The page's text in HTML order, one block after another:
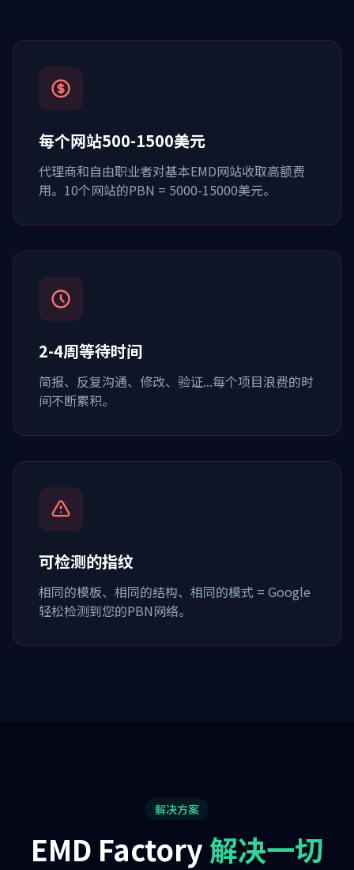
每个网站500-1500美元
代理商和自由职业者对基本EMD网站收取高额费
用。10个网站的PBN = 5000-15000美元。
2-4周等待时间
简报、反复沟通、修改、验证...每个项目浪费的时
间不断累积。
可检测的指纹
相同的模板、相同的结构、相同的模式 = Google
轻松检测到您的PBN网络。
解决方案
EMD Factory解决一切